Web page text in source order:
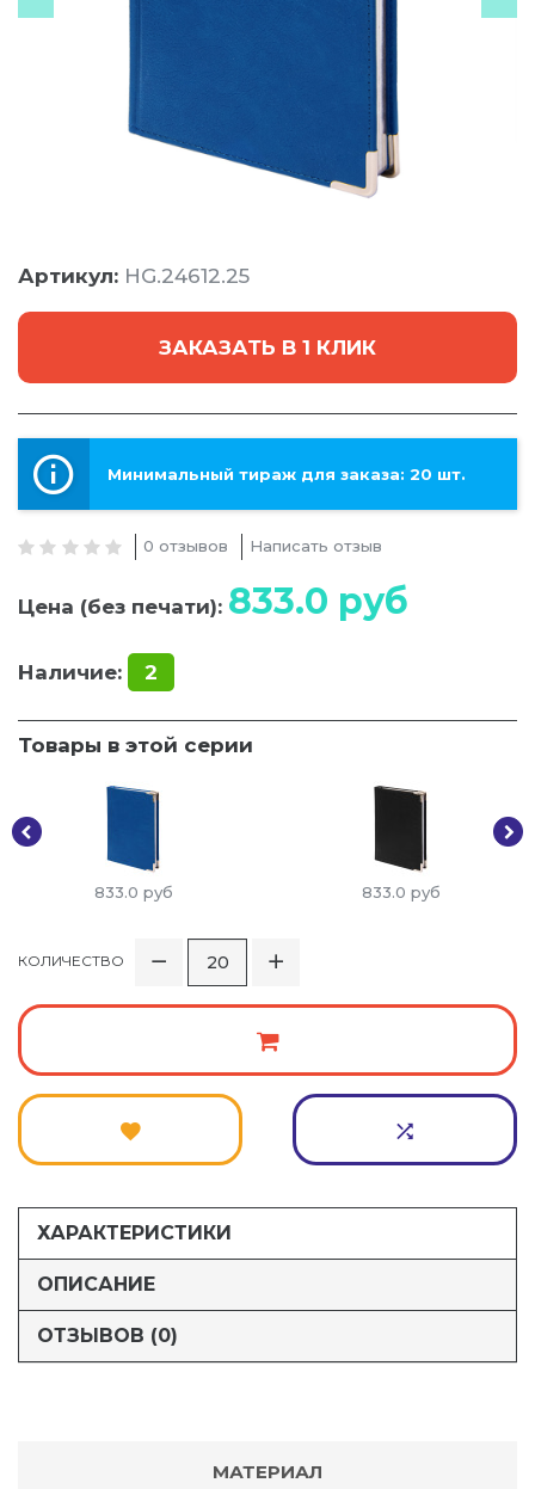
Артикул: HG.24612.25
ЗАКАЗАТЬ В 1 КЛИК
Минимальный тираж для заказа: 20 шт.
0 отзывов Написать отзыв
Цена (без печати): 833.0 руб
Наличие: 2
Товары в этой серии
833.0 руб 833.0 руб
КОЛИЧЕСТВО
ХАРАКТЕРИСТИКИ
ОПИСАНИЕ
ОТЗЫВОВ (0)
МАТЕРИАЛ